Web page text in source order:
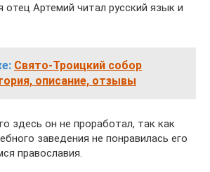
Артемий читал русский язык и
Свято-Троицкий собор
описание, отзывы
здесь он не проработал, так как
заведения не понравилась его
православия.